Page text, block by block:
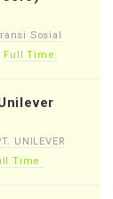
Sosial
Full Time
UNILEVER
Time